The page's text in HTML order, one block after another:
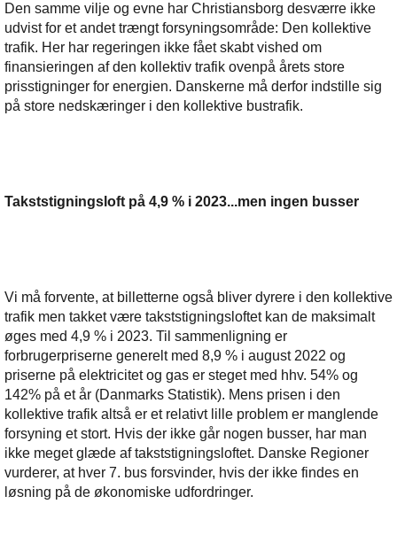
Den samme vilje og evne har Christiansborg desværre ikke
udvist for et andet trængt forsyningsområde: Den kollektive
trafik. Her har regeringen ikke fået skabt vished om
finansieringen af den kollektiv trafik ovenpå årets store
prisstigninger for energien. Danskerne må derfor indstille sig
på store nedskæringer i den kollektive bustrafik.
Takststigningsloft på 4,9 % i 2023...men ingen busser
Vi må forvente, at billetterne også bliver dyrere i den kollektive
trafik men takket være takststigningsloftet kan de maksimalt
øges med 4,9 % i 2023. Til sammenligning er
forbrugerpriserne generelt med 8,9 % i august 2022 og
priserne på elektricitet og gas er steget med hhv. 54% og
142% på et år (Danmarks Statistik). Mens prisen i den
kollektive trafik altså er et relativt lille problem er manglende
forsyning et stort. Hvis der ikke går nogen busser, har man
ikke meget glæde af takststigningsloftet. Danske Regioner
vurderer, at hver 7. bus forsvinder, hvis der ikke findes en
løsning på de økonomiske udfordringer.